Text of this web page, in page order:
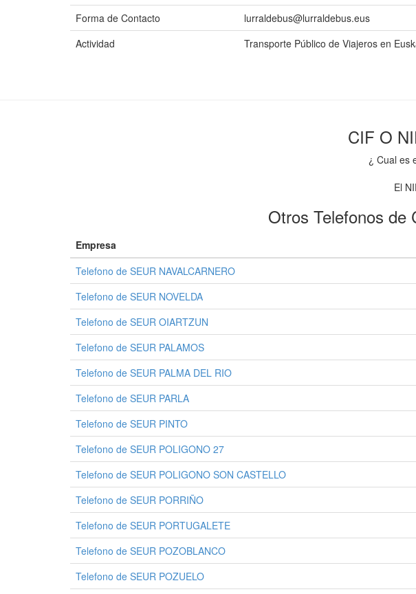
Forma de Contacto
lurraldebus@lurraldebus.eus
Actividad
Transporte Público de Viajeros en
CIF O
¿ Cual es
El
Otros Telefonos de
Empresa
Telefono de SEUR NAVALCARNERO
Telefono de SEUR NOVELDA
Telefono de SEUR OIARTZUN
Telefono de SEUR PALAMOS
Telefono de SEUR PALMA DEL RIO
Telefono de SEUR PARLA
Telefono de SEUR PINTO
Telefono de SEUR POLIGONO 27
Telefono de SEUR POLIGONO SON CASTELLO
Telefono de SEUR PORRIÑO
Telefono de SEUR PORTUGALETE
Telefono de SEUR POZOBLANCO
Telefono de SEUR POZUELO